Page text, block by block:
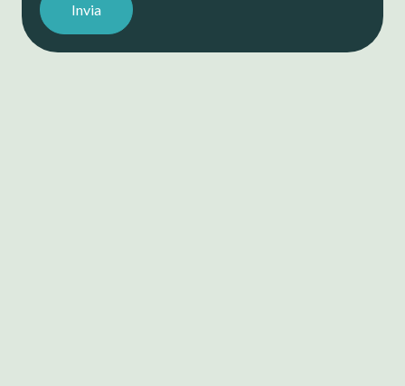
Invia